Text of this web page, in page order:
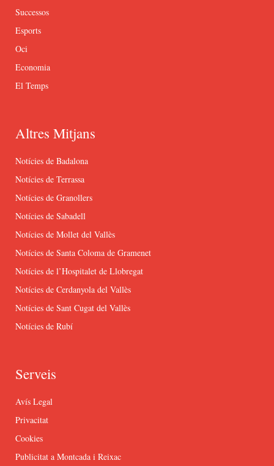
Successos
Esports
Oci
Economia
El Temps
Altres Mitjans
Notícies de Badalona
Notícies de Terrassa
Notícies de Granollers
Notícies de Sabadell
Notícies de Mollet del Vallès
Notícies de Santa Coloma de Gramenet
Notícies de l’Hospitalet de Llobregat
Notícies de Cerdanyola del Vallès
Notícies de Sant Cugat del Vallès
Notícies de Rubí
Serveis
Avís Legal
Privacitat
Cookies
Publicitat a Montcada i Reixac